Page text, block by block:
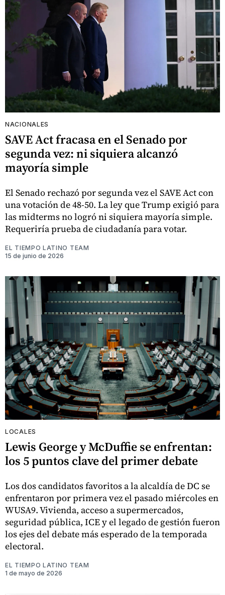
NACIONALES
SAVE Act fracasa en el Senado por
segunda vez: ni siquiera alcanzó
mayoría simple
El Senado rechazó por segunda vez el SAVE Act con
una votación de 48-50. La ley que Trump exigió para
las midterms no logró ni siquiera mayoría simple.
Requeriría prueba de ciudadanía para votar.
EL TIEMPO LATINO TEAM
15 de junio de 2026
LOCALES
Lewis George y McDuffie se enfrentan:
los 5 puntos clave del primer debate
Los dos candidatos favoritos a la alcaldía de DC se
enfrentaron por primera vez el pasado miércoles en
WUSA9. Vivienda, acceso a supermercados,
seguridad pública, ICE y el legado de gestión fueron
los ejes del debate más esperado de la temporada
electoral.
EL TIEMPO LATINO TEAM
1 de mayo de 2026